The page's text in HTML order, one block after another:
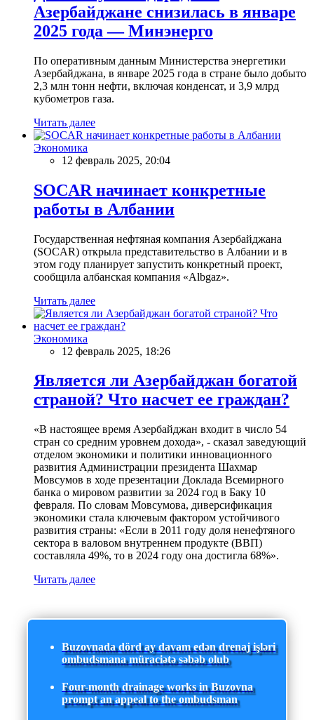
Азербайджане снизилась в январе
2025 года — Минэнерго
По оперативным данным Министерства энергетики
Азербайджана, в январе 2025 года в стране было добыто
2,3 млн тонн нефти, включая конденсат, и 3,9 млрд
кубометров газа.
Читать далее
Экономика
12 февраль 2025, 20:04
SOCAR начинает конкретные
работы в Албании
Государственная нефтяная компания Азербайджана
(SOCAR) открыла представительство в Албании и в
этом году планирует запустить конкретный проект,
сообщила албанская компания «Albgaz».
Читать далее
Экономика
12 февраль 2025, 18:26
Является ли Азербайджан богатой
страной? Что насчет ее граждан?
«В настоящее время Азербайджан входит в число 54
стран со средним уровнем дохода», - сказал заведующий
отделом экономики и политики инновационного
развития Администрации президента Шахмар
Мовсумов в ходе презентации Доклада Всемирного
банка о мировом развитии за 2024 год в Баку 10
февраля. По словам Мовсумова, диверсификация
экономики стала ключевым фактором устойчивого
развития страны: «Если в 2011 году доля ненефтяного
сектора в валовом внутреннем продукте (ВВП)
составляла 49%, то в 2024 году она достигла 68%».
Читать далее
Buzovnada dörd ay davam edən drenaj işləri
ombudsmana müraciətə səbəb olub
Four-month drainage works in Buzovna
prompt an appeal to the ombudsman